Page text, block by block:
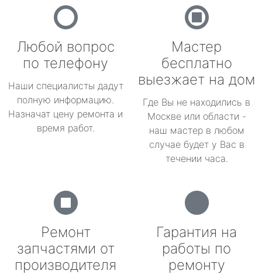
Любой вопрос
по телефону
Наши специалисты дадут
полную информацию.
Назначат цену ремонта и
время работ.
Мастер
бесплатно
выезжает на дом
Где Вы не находились в
Москве или области -
наш мастер в любом
случае будет у Вас в
течении часа.
Ремонт
запчастями от
производителя
Гарантия на
работы по
ремонту